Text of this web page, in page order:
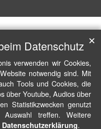
Datenschutz
verwenden wir Cookies,
notwendig sind. Mit
Tools und Cookies, die
über Youtube, Audios über
Statistikzwecken genutzt
treffen. Weitere
Datenschutzerklärung.
✕